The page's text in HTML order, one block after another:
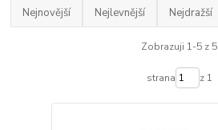
Nejnovější Nejlevnější Nejdražší
Zobrazuji 1-5 z 5
strana z 1